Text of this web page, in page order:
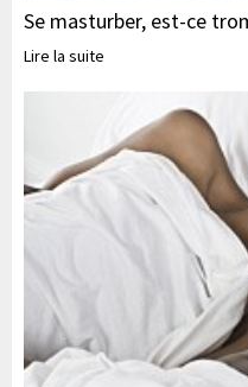
Se masturber, est-ce
Lire la suite